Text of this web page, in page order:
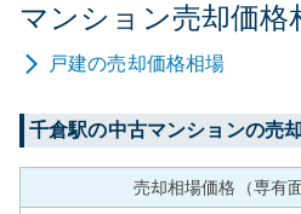
マンション売却価格
戸建の売却価格相場
千倉駅の中古マンションの売
売却相場価格（専有